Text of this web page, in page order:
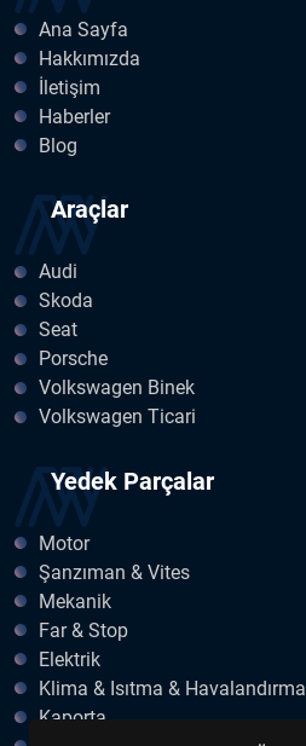
Ana Sayfa
Hakkımızda
İletişim
Haberler
Blog
Araçlar
Audi
Skoda
Seat
Porsche
Volkswagen Binek
Volkswagen Ticari
Yedek Parçalar
Motor
Şanzıman & Vites
Mekanik
Far & Stop
Elektrik
Klima & Isıtma & Havalandırma
Kaporta